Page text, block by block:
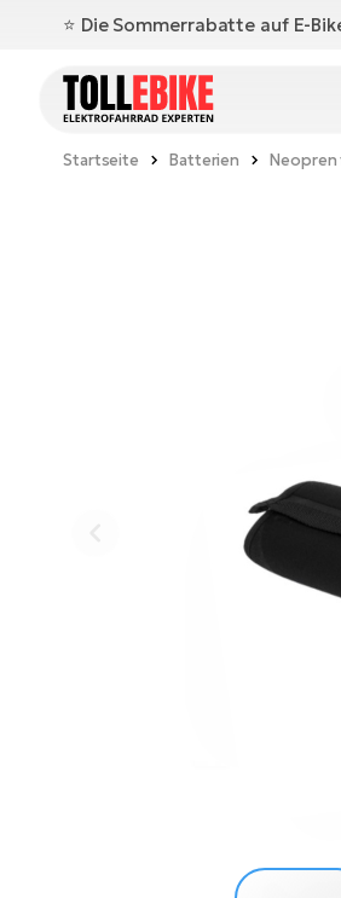
⭐️ Die Sommerrabatte auf E-
Startseite Batterien Neopren